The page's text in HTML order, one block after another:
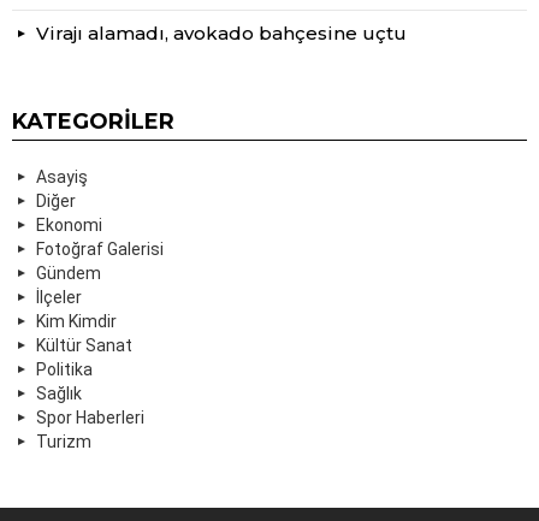
Virajı alamadı, avokado bahçesine uçtu
KATEGORILER
Asayiş
Diğer
Ekonomi
Fotoğraf Galerisi
Gündem
İlçeler
Kim Kimdir
Kültür Sanat
Politika
Sağlık
Spor Haberleri
Turizm